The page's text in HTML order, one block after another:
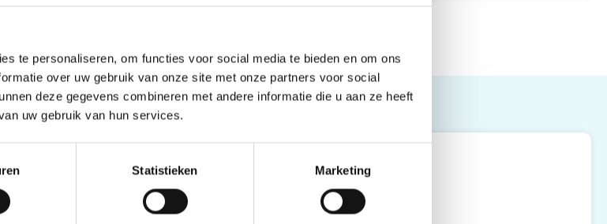
te personaliseren, om functies voor social media te bieden en om ons
over uw gebruik van onze site met onze partners voor social
deze gegevens combineren met andere informatie die u aan ze heeft
uw gebruik van hun services.
Statistieken Marketing
AtelierZ, Hengelo
Steijnstraat 16